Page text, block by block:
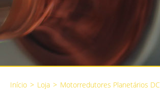
Início > Loja > Motorredutores Planetários DC